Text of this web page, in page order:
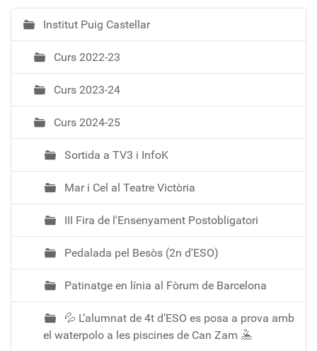
N
a
e
a
Institut Puig Castellar
Curs 2022-23
Curs 2023-24
Curs 2024-25
Sortida a TV3 i InfoK
Mar i Cel al Teatre Victòria
III Fira de l'Ensenyament Postobligatori
Pedalada pel Besòs (2n d'ESO)
Patinatge en línia al Fòrum de Barcelona
💦 L’alumnat de 4t d’ESO es posa a prova amb
el waterpolo a les piscines de Can Zam 🤽